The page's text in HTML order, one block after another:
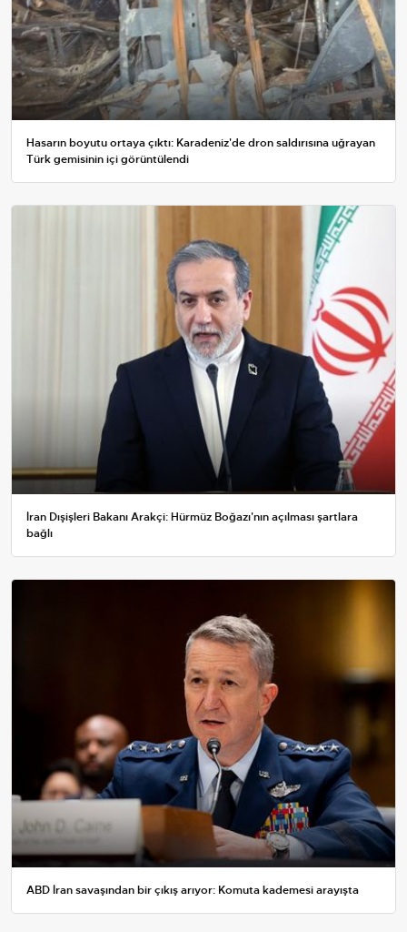
Hasarın boyutu ortaya çıktı: Karadeniz'de dron saldırısına uğrayan
Türk gemisinin içi görüntülendi
İran Dışişleri Bakanı Arakçi: Hürmüz Boğazı'nın açılması şartlara
bağlı
ABD İran savaşından bir çıkış arıyor: Komuta kademesi arayışta